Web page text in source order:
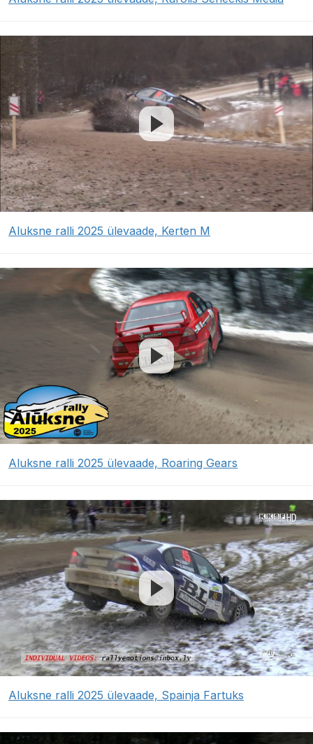
Aluksne ralli 2025 ülevaade, Kerten M
Aluksne ralli 2025 ülevaade, Roaring Gears
Aluksne ralli 2025 ülevaade, Spainja Fartuks